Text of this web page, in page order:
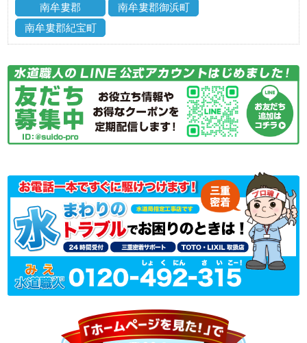
南牟婁郡
南牟婁郡御浜町
南牟婁郡紀宝町